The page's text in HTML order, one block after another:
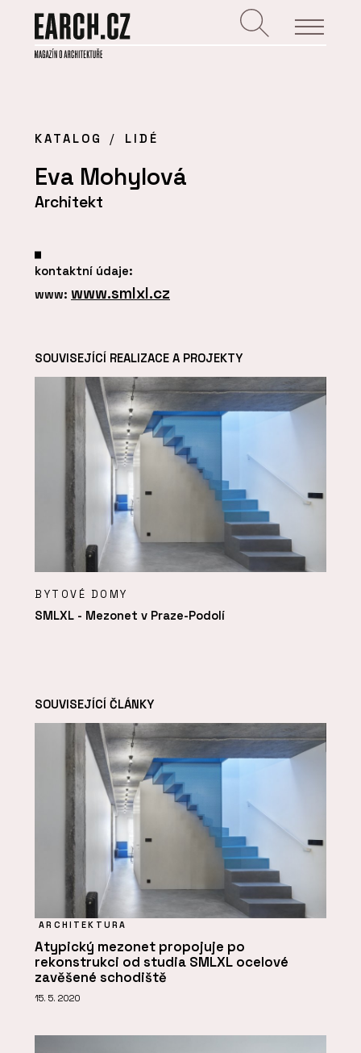
KATALOG LIDÉ
Eva Mohylová
Architekt
kontaktní údaje:
www: www.smlxl.cz
SOUVISEJÍCÍ REALIZACE A PROJEKTY
BYTOVÉ DOMY
SMLXL - Mezonet v Praze-Podolí
SOUVISEJÍCÍ ČLÁNKY
ARCHITEKTURA
Atypický mezonet propojuje po
rekonstrukci od studia SMLXL ocelové
zavěšené schodiště
15. 5. 2020